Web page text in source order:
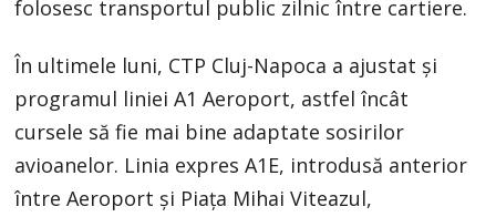
folosesc transportul public zilnic între cartiere.
În ultimele luni, CTP Cluj-Napoca a ajustat și
programul liniei A1 Aeroport, astfel încât
cursele să fie mai bine adaptate sosirilor
avioanelor. Linia expres A1E, introdusă anterior
între Aeroport și Piața Mihai Viteazul,